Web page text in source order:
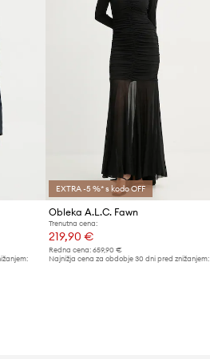
EXTRA -5 %* s kodo OFF
Obleka A.L.C. Fawn
Trenutna cena:
219,90 €
Redna cena:659,90 €
Najnižja cena za obdobje 30 dni pred znižanjem: